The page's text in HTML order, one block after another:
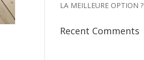
LA MEILLEURE OPTION ?
Recent Comments